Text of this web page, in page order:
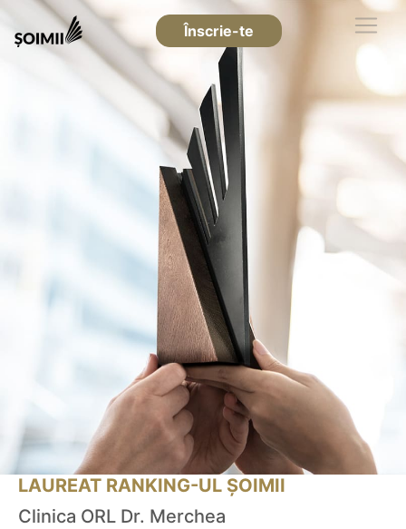
Înscrie-te
LAUREAT RANKING-UL ȘOIMII
Clinica ORL Dr. Merchea